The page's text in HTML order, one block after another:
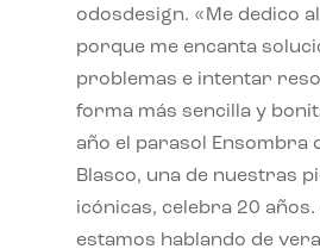
odosdesign. «Me dedico
porque me encanta
problemas e intentar
forma más sencilla y
año el parasol Ensombra
Blasco, una de nuestras
icónicas, celebra 20 años.
estamos hablando de